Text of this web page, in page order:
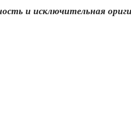
и исключительная